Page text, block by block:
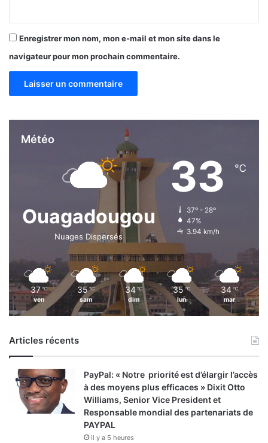
Enregistrer mon nom, mon e-mail et mon site dans le
navigateur pour mon prochain commentaire.
Météo
Ouagadougou
Nuages Dispersés
33 ℃
37º - 28º
47%
3.94 km/h
37 ℃
ven
35 ℃
sam
34 ℃
dim
35 ℃
lun
34 ℃
mar
Articles récents
PayPal: « Notre priorité est d’élargir l’accès
à des moyens plus efficaces » Dixit Otto
Williams, Senior Vice President et
Responsable mondial des partenariats de
PAYPAL
il y a 5 heures